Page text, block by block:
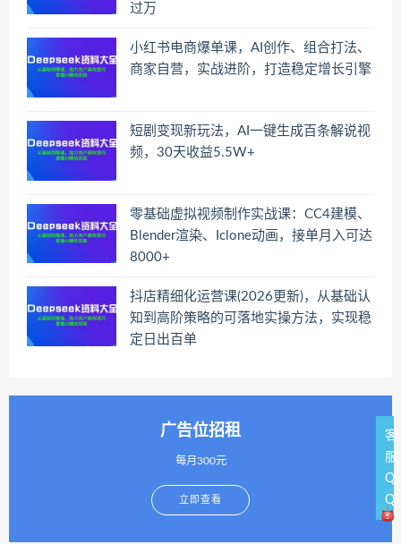
过万
小红书电商爆单课，AI创作、组合打法、
商家自营，实战进阶，打造稳定增长引擎
短剧变现新玩法，AI一键生成百条解说视
频，30天收益5.5W+
零基础虚拟视频制作实战课：CC4建模、
Blender渲染、Iclone动画，接单月入可达
8000+
抖店精细化运营课(2026更新)，从基础认
知到高阶策略的可落地实操方法，实现稳
定日出百单
广告位招租
每月300元
立即查看
客
服
Q
Q